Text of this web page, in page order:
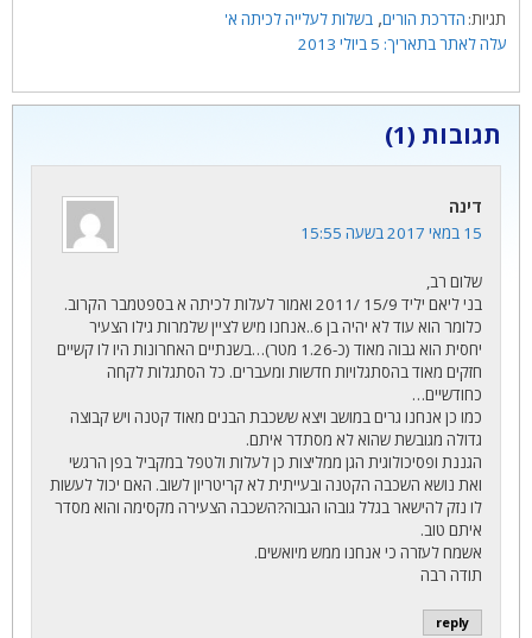
תגיות
הדרכת הורים, בשלות לעלייה לכיתה א'
5 ביולי 2013
תגובות (1)
דינה
15 במאי 2017 בשעה 15:55
שלום רב,
בני ליאם יליד 15/9 /2011 ואמור לעלות לכיתה א בספטמבר הקרוב.
כלומר הוא עוד לא יהיה בן 6..אנחנו מיש לציין שלמרות גילו הצעיר
יחסית הוא גבוה מאוד (כ-1.26 מטר)…בשנתיים האחרונות היו לו קשיים
חזקים מאוד בהסתגלויות חדשות ומעברים. כל הסתגלות לקחה
כחודשיים…
כמו כן אנחנו גרים במושב ויצא ששכבת הבנים מאוד קטנה ויש קבוצה
גדולה מגובשת שהוא לא מסתדר איתם.
הגננת ופסיכולוגית הגן ממליצות כן לעלות ולטפל במקביל בפן הרגשי
ואת נושא השכבה הקטנה ובעייתית לא קריטריון לשוב. האם יכול לעשות
לו נזק להישאר בגלל גובהו הגבוה?השכבה הצעירה מקסימה והוא מסדר
איתם טוב.
אשמח לעזרה כי אנחנו ממש מיואשים.
תודה רבה
reply